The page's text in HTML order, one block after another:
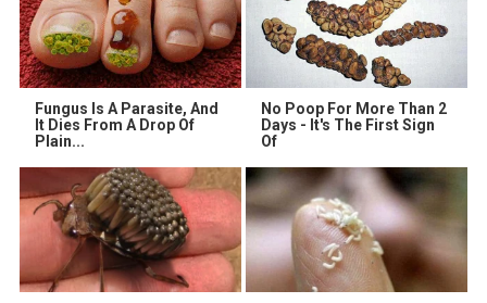
Fungus Is A Parasite, And
It Dies From A Drop Of
Plain...
No Poop For More Than 2
Days - It's The First Sign
Of